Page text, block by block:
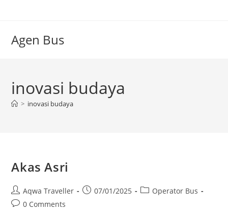
Agen Bus
inovasi budaya
> inovasi budaya
Akas Asri
Post
author:
Aqwa Traveller
Post07/01/2025
PostOperator Bus
Post0 Comments